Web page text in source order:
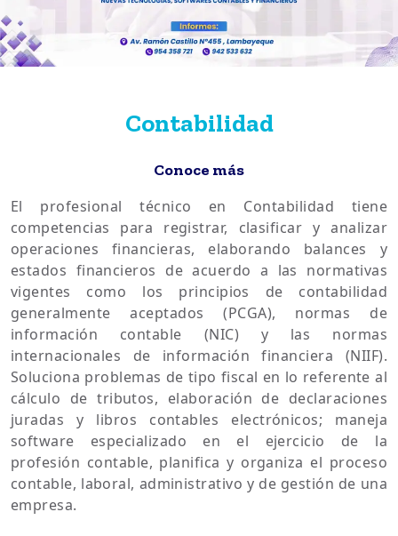
Contabilidad
Conoce más
El profesional técnico en Contabilidad tiene
competencias para registrar, clasificar y analizar
operaciones financieras, elaborando balances y
estados financieros de acuerdo a las normativas
vigentes como los principios de contabilidad
generalmente aceptados (PCGA), normas de
información contable (NIC) y las normas
internacionales de información financiera (NIIF).
Soluciona problemas de tipo fiscal en lo referente al
cálculo de tributos, elaboración de declaraciones
juradas y libros contables electrónicos; maneja
software especializado en el ejercicio de la
profesión contable, planifica y organiza el proceso
contable, laboral, administrativo y de gestión de una
empresa.